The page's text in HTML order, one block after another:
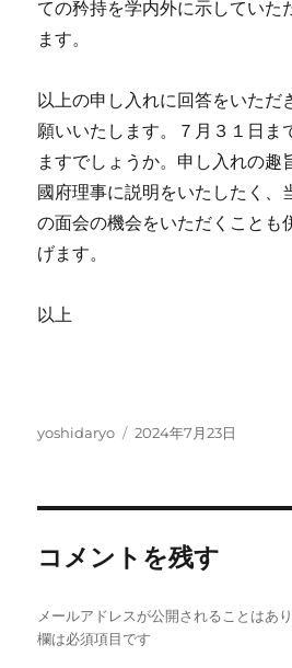
ての矜持を学内外に示していた
ます。
以上の申し入れに回答をいただ
願いいたします。７月３１日ま
ますでしょうか。申し入れの趣
國府理事に説明をいたしたく、
の面会の機会をいただくことも
げます。
以上
投
yoshidaryo
投
2024年7月23日
コメントを残す
メールアドレスが公開されることはあり
欄は必須項目です